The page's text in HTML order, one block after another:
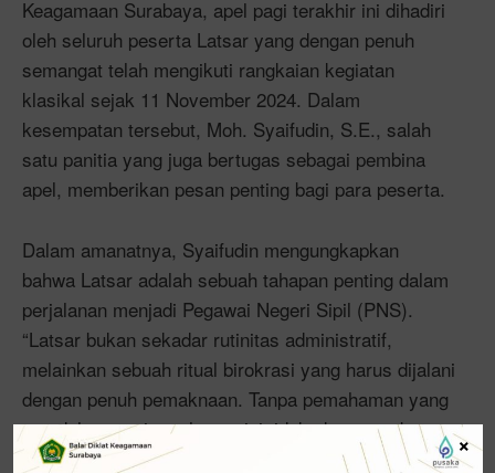
Keagamaan Surabaya, apel pagi terakhir ini dihadiri
oleh seluruh peserta Latsar yang dengan penuh
semangat telah mengikuti rangkaian kegiatan
klasikal sejak 11 November 2024. Dalam
kesempatan tersebut, Moh. Syaifudin, S.E., salah
satu panitia yang juga bertugas sebagai pembina
apel, memberikan pesan penting bagi para peserta.
Dalam amanatnya, Syaifudin mengungkapkan
bahwa Latsar adalah sebuah tahapan penting dalam
perjalanan menjadi Pegawai Negeri Sipil (PNS).
“Latsar bukan sekadar rutinitas administratif,
melainkan sebuah ritual birokrasi yang harus dijalani
dengan penuh pemaknaan. Tanpa pemahaman yang
mendalam, setiap tahapan ini tidak akan membawa
manfaat yang maksimal,” ujar Syaifudin.
×